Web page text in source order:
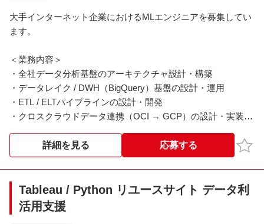
大手インターネット企業におけるMLエンジニアを募集してい
ます。
＜業務内容＞
・全社データ分析基盤のアーキテクチャ設計・構築
・データレイク / DWH（BigQuery）基盤の設計・運用
・ETL / ELTパイプラインの設計・開発
・クロスクラウドデータ連携（OCI → GCP）の設計・実装
・Terraformを用いたIaCによるインフラ管理
・データ基盤に関わるネットワーク・セキュリティ設計
（IAM / VPC / データガバナンス）
・AIデータアクセス基盤（MCP / Agent）の構築"
＜環境＞
詳細を見る 応募する お気
Tableau / Python リユースサイト データ利
活用支援